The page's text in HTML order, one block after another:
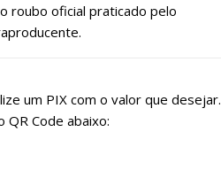
roubo oficial praticado pelo
um PIX com o valor que desejar.
QR Code abaixo: